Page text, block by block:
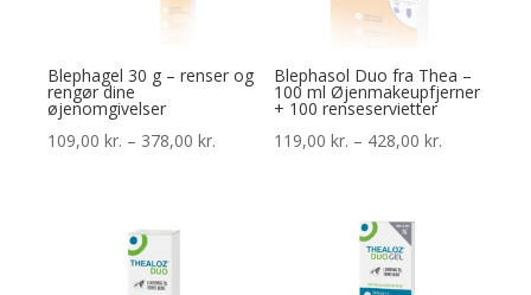
Blephagel 30 g – renser og
rengør dine
øjenomgivelser
109,00kr. – 378,00kr. Prisinterval:
Blephasol Duo fra Thea –
100 ml Øjenmakeupfjerner
+ 100 renseservietter
119,00kr. – 428,00kr.